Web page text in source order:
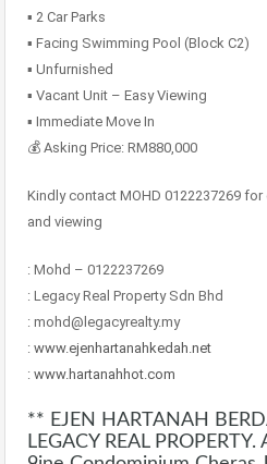
▪️ 2 Car Parks
▪️ Facing Swimming Pool (Block C2)
▪️ Unfurnished
▪️ Vacant Unit – Easy Viewing
▪️ Immediate Move In
💰 Asking Price: RM880,000
Kindly contact MOHD 0122237269 for
and viewing
: Mohd – 0122237269
: Legacy Real Property Sdn Bhd
: mohd@legacyrealty.my
: www.ejenhartanahkedah.net
: www.hartanahhot.com
** EJEN HARTANAH
LEGACY REAL